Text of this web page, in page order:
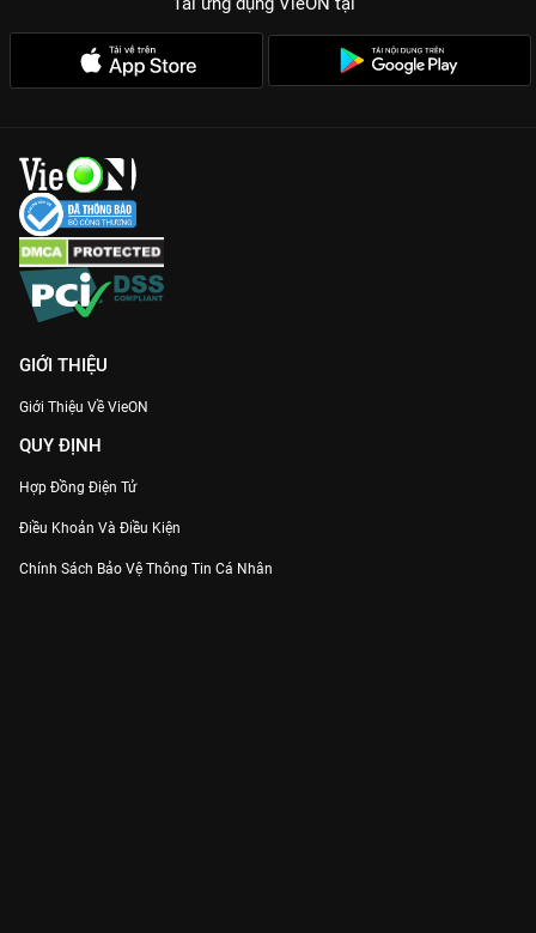
GIỚI THIỆU
Giới Thiệu Về VieON
QUY ĐỊNH
Hợp Đồng Điện Tử
Điều Khoản Và Điều Kiện
Chính Sách Bảo Vệ Thông Tin Cá Nhân